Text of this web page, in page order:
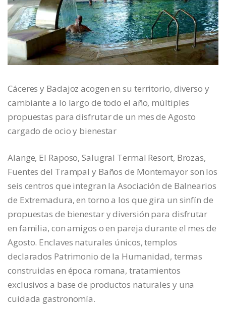
Cáceres y Badajoz acogen en su territorio, diverso y
cambiante a lo largo de todo el año, múltiples
propuestas para disfrutar de un mes de Agosto
cargado de ocio y bienestar
Alange, El Raposo, Salugral Termal Resort, Brozas,
Fuentes del Trampal y Baños de Montemayor son los
seis centros que integran la Asociación de Balnearios
de Extremadura, en torno a los que gira un sinfín de
propuestas de bienestar y diversión para disfrutar
en familia, con amigos o en pareja durante el mes de
Agosto. Enclaves naturales únicos, templos
declarados Patrimonio de la Humanidad, termas
construidas en época romana, tratamientos
exclusivos a base de productos naturales y una
cuidada gastronomía.